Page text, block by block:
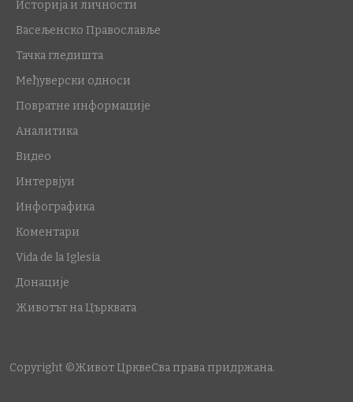
Историја и личности
Васељенско Православље
Тачка гледишта
Међуверски односи
Повратне информације
Аналитика
Видео
Интервјуи
Инфографика
Коментари
Vida de la Iglesia
Донације
Животът на Църквата
Copyright ©Живот ЦрквеСва права придржана.